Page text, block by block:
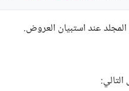
عند استبيان العروض.